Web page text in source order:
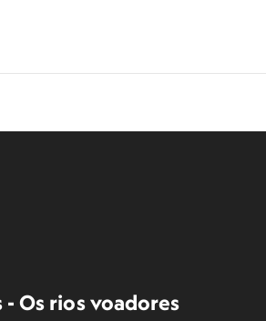
- Os rios voadores